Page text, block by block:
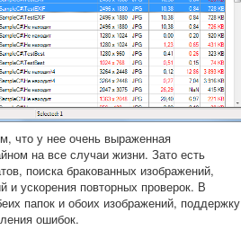
что у нее очень выраженная
на все случаи жизни. Зато есть
поиска бракованных изображений,
и ускорения повторных проверок. В
папок и обоих изображений, поддержку
ошибок.